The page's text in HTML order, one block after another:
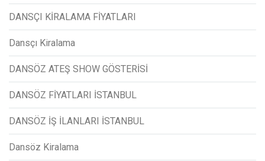
DANSÇI KİRALAMA FİYATLARI
Dansçı Kiralama
DANSÖZ ATEŞ SHOW GÖSTERİSİ
DANSÖZ FİYATLARI İSTANBUL
DANSÖZ İŞ İLANLARI İSTANBUL
Dansöz Kiralama